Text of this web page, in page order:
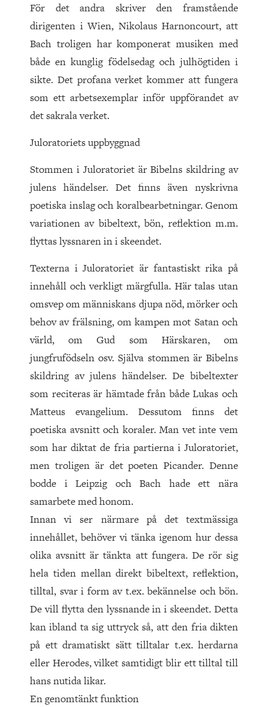
För det andra skriver den framstående
dirigenten i Wien, Nikolaus Harnoncourt, att
Bach troligen har komponerat musiken med
både en kunglig födelsedag och julhögtiden i
sikte. Det profana verket kommer att fungera
som ett arbetsexemplar inför uppförandet av
det sakrala verket.
Juloratoriets uppbyggnad
Stommen i Juloratoriet är Bibelns skildring av
julens händelser. Det finns även nyskrivna
poetiska inslag och koralbearbetningar. Genom
variationen av bibeltext, bön, reflektion m.m.
flyttas lyssnaren in i skeendet.
Texterna i Juloratoriet är fantastiskt rika på
innehåll och verkligt märgfulla. Här talas utan
omsvep om människans djupa nöd, mörker och
behov av frälsning, om kampen mot Satan och
värld, om Gud som Härskaren, om
jungfrufödseln osv. Själ­va stommen är Bibelns
skildring av julens händelser. De bibeltexter
som reciteras är hämtade från både Lukas och
Matteus evangelium. Dessutom finns det
poetiska avsnitt och koraler. Man vet inte vem
som har diktat de fria partierna i Juloratoriet,
men troligen är det poeten Picander. Denne
bodde i Leipzig och Bach hade ett nära
samarbete med honom.
Innan vi ser närmare på det textmässiga
innehållet, behöver vi tänka igenom hur dessa
olika avsnitt är tänkta att fungera. De rör sig
hela tiden mellan direkt bibeltext, reflektion,
tilltal, svar i form av t.ex. bekännelse och bön.
De vill flytta den lyssnande in i skeendet. Detta
kan ibland ta sig uttryck så, att den fria dikten
på ett dramatiskt sätt tilltalar t.ex. herdarna
eller Herodes, vilket samtidigt blir ett tilltal till
hans nutida likar.
En genomtänkt funktion